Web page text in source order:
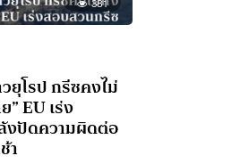
ยุโรป กรีซคงไม่
” EU เร่ง
งปัดความผิดต่อ
า